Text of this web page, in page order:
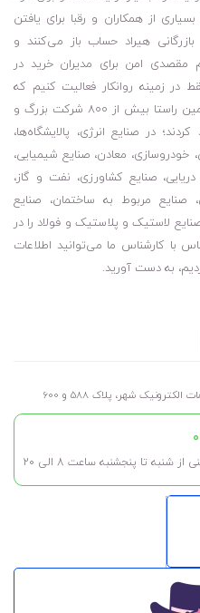
عمر طولانی و محافظت کامل
حرفه‌ای و مطمئن است. این روغن
و بهبود عملکرد سیستم‌های
از همکاران و رقبا برای یافتن
هیراد حساب باز می‌کنند و
مقصدی امن برای مدیران خرید در
در زمینه روانکار فعالیت کنیم که
باعث رشد روزافزون مجموعه شد. در همین راستا بیش از 800 شرکت بزرگ و
در صنایع انرژی، پالایشگاه‌ها،
خودروسازی، معادن، صنایع شیمیایی،
صنایع کشاورزی، نفت و گاز،
صنایع مربوط به ساختمان، صنایع
لاستیک و پلاستیک و فولاد را در
با کارشناس ما می‌توانید اطلاعات
به دست آورید.
شنبه تا پنجشنبه ساعت 8 الی ۲۰